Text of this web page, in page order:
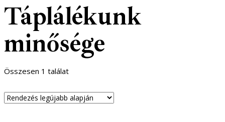
Táplálékunk
minősége
Összesen 1 találat